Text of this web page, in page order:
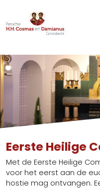
Eerste
Het
Boete
Eerste Heilige
Met de Eerste Heilige
voor het eerst aan de
hostie mag ontvangen.